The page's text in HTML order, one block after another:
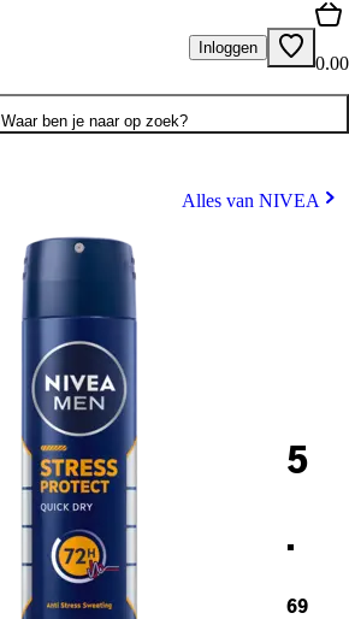
Inloggen
0.00
Waar ben je naar op zoek?
Alles van NIVEA
5
.
69